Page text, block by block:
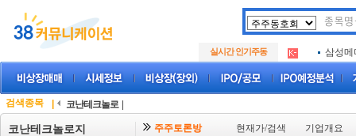
실시간 인기주동
.
아크로
삼성메
.
아크로
.
아하
검색종목 코난테크놀로|
코난테크놀로지 주주토론방 현재가/검색
기업개요